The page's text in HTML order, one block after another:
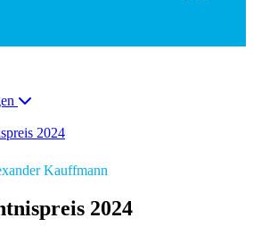
2024
Kauffmann
2024